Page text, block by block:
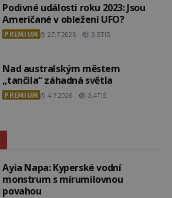
Podivné události roku 2023: Jsou
Američané v obležení UFO?
PREMIUM 27.7.2026 3.5TIS
Nad australským městem
„tančila“ záhadná světla
PREMIUM 4.7.2026 3.4TIS
Ayia Napa: Kyperské vodní
monstrum s mírumilovnou
povahou